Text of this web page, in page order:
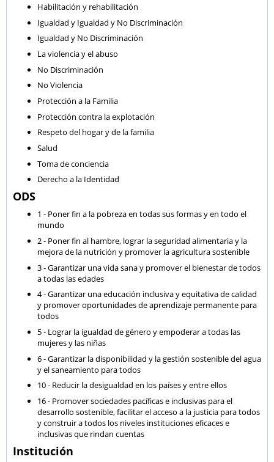
Habilitación y rehabilitación
Igualdad y Igualdad y No Discriminación
Igualdad y No Discriminación
La violencia y el abuso
No Discriminación
No Violencia
Protección a la Familia
Protección contra la explotación
Respeto del hogar y de la familia
Salud
Toma de conciencia
Derecho a la Identidad
ODS
1 - Poner fin a la pobreza en todas sus formas y en todo el
mundo
2 - Poner fin al hambre, lograr la seguridad alimentaria y la
mejora de la nutrición y promover la agricultura sostenible
3 - Garantizar una vida sana y promover el bienestar de todos
a todas las edades
4 - Garantizar una educación inclusiva y equitativa de calidad
y promover oportunidades de aprendizaje permanente para
todos
5 - Lograr la igualdad de género y empoderar a todas las
mujeres y las niñas
6 - Garantizar la disponibilidad y la gestión sostenible del agua
y el saneamiento para todos
10 - Reducir la desigualdad en los países y entre ellos
16 - Promover sociedades pacíficas e inclusivas para el
desarrollo sostenible, facilitar el acceso a la justicia para todos
y construir a todos los niveles instituciones eficaces e
inclusivas que rindan cuentas
Institución